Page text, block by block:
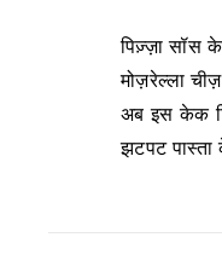
पिज़्ज़ा सॉस
मोज़रेल्ला
अब इस केक
झटपट